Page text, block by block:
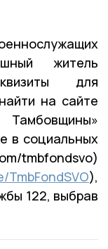
житель
для
на сайте
в социальных
tmbfondsvo)
TmbFondSVO),
122, выбрав